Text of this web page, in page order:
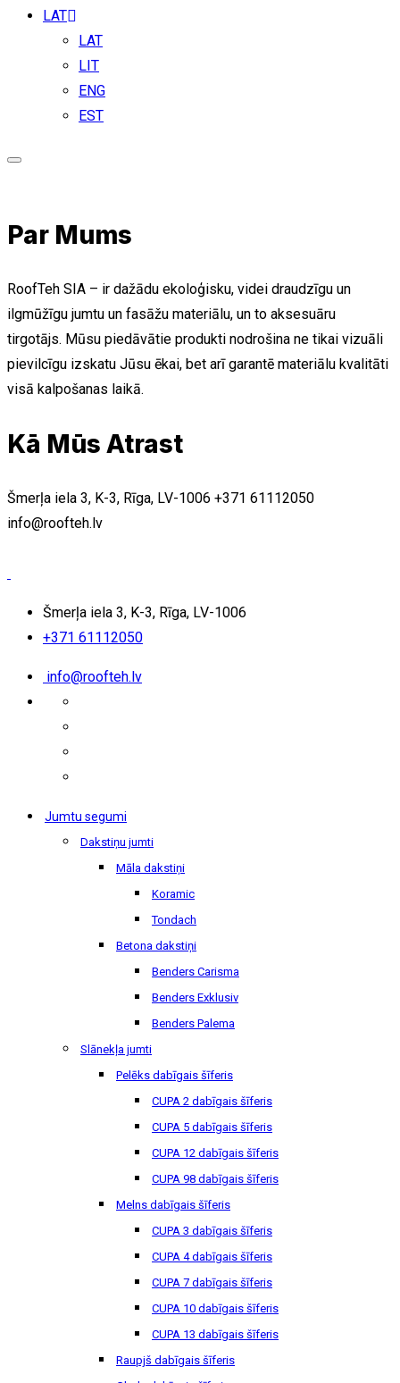
LAT
LAT
LIT
ENG
EST
Par Mums
RoofTeh SIA – ir dažādu ekoloģisku, videi draudzīgu un
ilgmūžīgu jumtu un fasāžu materiālu, un to aksesuāru
tirgotājs. Mūsu piedāvātie produkti nodrošina ne tikai vizuāli
pievilcīgu izskatu Jūsu ēkai, bet arī garantē materiālu kvalitāti
visā kalpošanas laikā.
Kā Mūs Atrast
Šmerļa iela 3, K-3, Rīga, LV-1006 +371 61112050
info@roofteh.lv
Šmerļa iela 3, K-3, Rīga, LV-1006
+371 61112050
info@roofteh.lv
Jumtu segumi
Dakstiņu jumti
Māla dakstiņi
Koramic
Tondach
Betona dakstiņi
Benders Carisma
Benders Exklusiv
Benders Palema
Slānekļa jumti
Pelēks dabīgais šīferis
CUPA 2 dabīgais šīferis
CUPA 5 dabīgais šīferis
CUPA 12 dabīgais šīferis
CUPA 98 dabīgais šīferis
Melns dabīgais šīferis
CUPA 3 dabīgais šīferis
CUPA 4 dabīgais šīferis
CUPA 7 dabīgais šīferis
CUPA 10 dabīgais šīferis
CUPA 13 dabīgais šīferis
Raupjš dabīgais šīferis